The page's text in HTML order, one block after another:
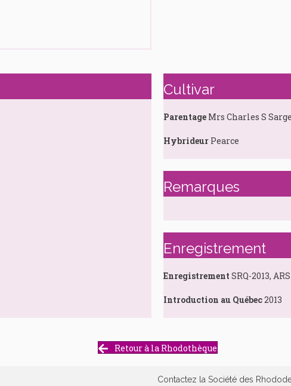
Cultivar
Parentage Mrs Charles S
Hybrideur Pearce
Remarques
Enregistrement
Enregistrement SRQ-2013,
Introduction au Québec2013
Retour à la Rhodothèque
Contactez la Société des